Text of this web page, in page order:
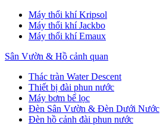
Máy thổi khí Kripsol
Máy thổi khí Jackbo
Máy thổi khí Emaux
Sân Vườn & Hồ cảnh quan
Thác tràn Water Descent
Thiết bị đài phun nước
Máy bơm bể lọc
Đèn Sân Vườn & Đèn Dưới Nước
Đèn hồ cảnh đài phun nước